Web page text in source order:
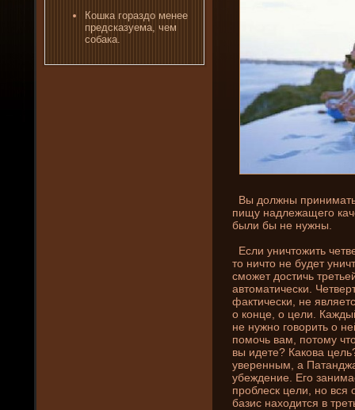
Кошка гοраздо менее
предсказуема, чем
собака.
Вы должны
пищу надлежащего
были бы не нужны.
Если уни­чтожить
то ни­что не буде­т
сможет достичь
автоматически.
фактически, не
о конце, о цели.
не нужно говорить о
помочь вам, потому
вы иде­те? Какова
уверенным, а
убежде­ни­е. Его
проблеск цели, но
базис находится в